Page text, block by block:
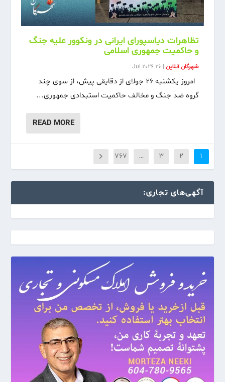
تظاهرات دیاسپورای ایرانی در ونکوور علیه جنگ
و حاکمیت جمهوری اسلامی
شهرگان آنلاین |
26 Jul 2026
امروز یکشنبه ۲۶ جولای از دقایقی پیش، از سوی چند
گروه‌ ضد جنگ و مخالف حاکمیت استبدادی جمهوری...
READ MORE
۱ ۲ ۳ … ۷۶۷
آگهی‌های تجاری: